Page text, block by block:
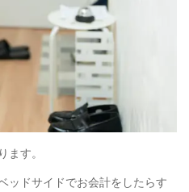
ます。
ッドサイドでお会計をしたらす